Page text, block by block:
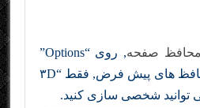
محافظ صفحه
, روی “Options”
کلیک کنید. از میان محافظ های پیش فرض, فقط “۳D